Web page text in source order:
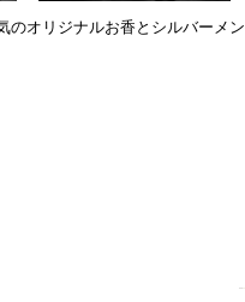
のオリジナルお香とシルバーメン